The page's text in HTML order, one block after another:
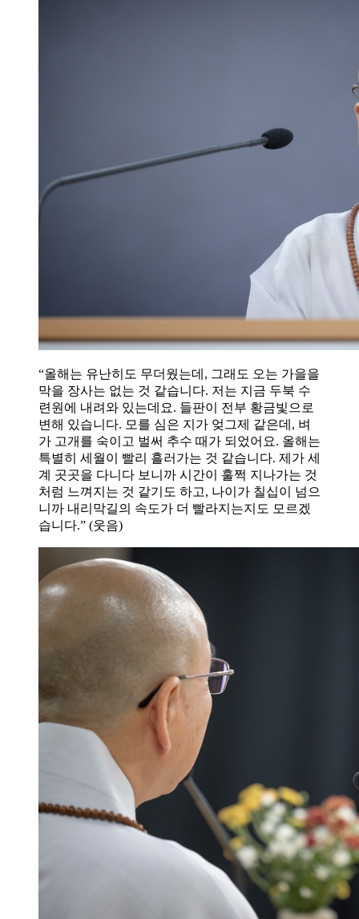
“올해는 유난히도 무더웠는데, 그래도 오는 가을을
막을 장사는 없는 것 같습니다. 저는 지금 두북 수
련원에 내려와 있는데요. 들판이 전부 황금빛으로
변해 있습니다. 모를 심은 지가 엊그제 같은데, 벼
가 고개를 숙이고 벌써 추수 때가 되었어요. 올해는
특별히 세월이 빨리 흘러가는 것 같습니다. 제가 세
계 곳곳을 다니다 보니까 시간이 훌쩍 지나가는 것
처럼 느껴지는 것 같기도 하고, 나이가 칠십이 넘으
니까 내리막길의 속도가 더 빨라지는지도 모르겠
습니다.” (웃음)